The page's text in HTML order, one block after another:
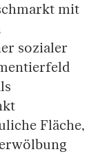
mit
sozialer
Fläche,